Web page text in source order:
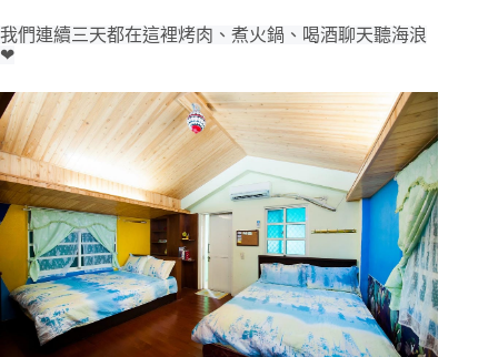
我們連續三天都在這裡烤肉、煮火鍋、喝酒聊天聽海浪
❤